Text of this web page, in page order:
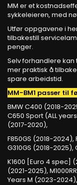
MM er et
sykkeleieren, med
Utfør oppgavene i
tilbakestill
penger.
Selv forhandlere
mer praktisk å
spare arbeidstid.
MM-BM1 passer til
BMW C400 (2018-
C650 Sport (ALL
(2017-2020),
F850GS (2018-
G310GS (2018-2025),
K1600 [Euro 4 spec]
(2021-2025),
Years M (2023-2024),